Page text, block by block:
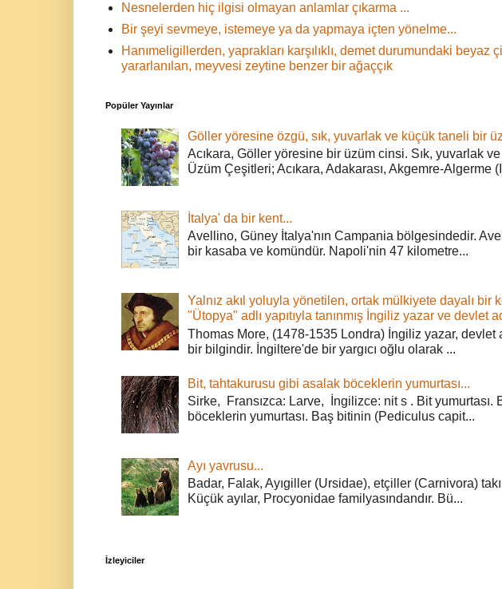
Nesnelerden hiç ilgisi olmayan anlamlar çıkarma ...
Bir şeyi sevmeye, istemeye ya da yapmaya içten yönelme...
Hanımeligillerden, yaprakları karşılıklı, demet durumundaki beyaz
yararlanılan, meyvesi zeytine benzer bir ağaççık
Popüler Yayınlar
Göller yöresine özgü, sık, yuvarlak ve küçük taneli bir
Acıkara, Göller yöresine bir üzüm cinsi. Sık, yuvarlak
Üzüm Çeşitleri; Acıkara, Adakarası, Akgemre-Algerme
İtalya' da bir kent...
Avellino, Güney İtalya'nın Campania bölgesindedir.
bir kasaba ve komündür. Napoli'nin 47 kilometre...
Yalnız akıl yoluyla yönetilen, ortak mülkiyete dayalı bir
"Ütopya" adlı yapıtıyla tanınmış İngiliz yazar ve devlet
Thomas More, (1478-1535 Londra) İngiliz yazar, devlet
bir bilgindir. İngiltere'de bir yargıcı oğlu olarak ...
Bit, tahtakurusu gibi asalak böceklerin yumurtası...
Sirke, Fransızca: Larve, İngilizce: nit s . Bit yumurtası.
böceklerin yumurtası. Baş bitinin (Pediculus capit...
Ayı yavrusu...
Badar, Falak, Ayıgiller (Ursidae), etçiller (Carnivora)
Küçük ayılar, Procyonidae familyasındandır. Bü...
İzleyiciler